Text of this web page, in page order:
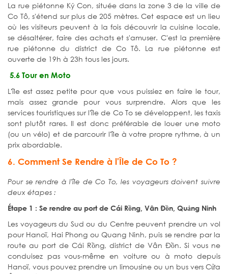
La rue piétonne Ký Con, située dans la zone 3 de la ville de
Co Tô, s'étend sur plus de 205 mètres. Cet espace est un lieu
où les visiteurs peuvent à la fois découvrir la cuisine locale,
se désaltérer, faire des achats et s'amuser. C'est la première
rue piétonne du district de Co Tô. La rue piétonne est
ouverte de 19h à 23h tous les jours.
5.6 Tour en Moto
L'île est assez petite pour que vous puissiez en faire le tour,
mais assez grande pour vous surprendre. Alors que les
services touristiques sur l'île de Co To se développent, les taxis
sont plutôt rares. Il est donc préférable de louer une moto
(ou un vélo) et de parcourir l'île à votre propre rythme, à un
prix abordable.
6. Comment Se Rendre à l'Île de Co To ?
Pour se rendre à l'île de Co To, les voyageurs doivent suivre
deux étapes :
Étape 1 : Se rendre au port de Cái Rồng, Vân Đồn, Quảng Ninh
Les voyageurs du Sud ou du Centre peuvent prendre un vol
pour Hanoï, Hai Phong ou Quang Ninh, puis se rendre par la
route au port de Cái Rồng, district de Vân Đồn. Si vous ne
conduisez pas vous-même en voiture ou à moto depuis
Hanoï, vous pouvez prendre un limousine ou un bus vers Cửa